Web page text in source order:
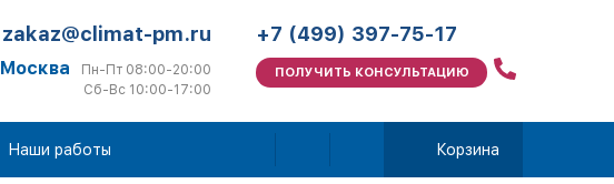
zakaz@climat-pm.ru
Москва
Пн-Пт 08:00-20:00
Сб-Вс 10:00-17:00
+7 (499) 397-75-17
ПОЛУЧИТЬ КОНСУЛЬТАЦИЮ
Наши работы Корзина